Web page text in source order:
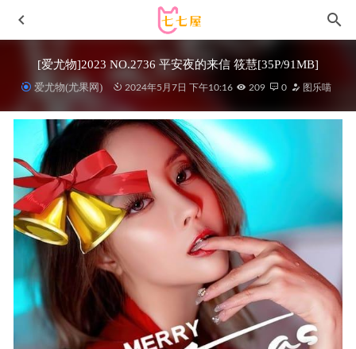
[爱尤物]2023 NO.2736 平安夜的来信 筱慧[35P/91MB]
爱尤物(尤果网) 2024年5月7日 下午10:16 209 0 图乐喵
[XIUREN秀人网]2022.01.24 VOL.4506 唐安琪[88+1P／
752MB] 2022-12-31
雪晴Astra – NO.090 蕾姆猫猫[13P-106MB] 2025-12-18
日奈娇 – NO.068 海梦兔子内衣 [35P-141MB] 2023-05-14
美媛馆 – 2018.09.14 Vol.316 徐微微mia[71+1P135M] 2022-